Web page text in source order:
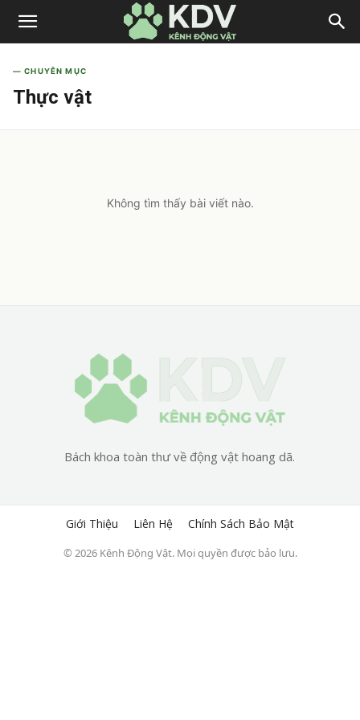
— CHUYÊN MỤC
Thực vật
Không tìm thấy bài viết nào.
Bách khoa toàn thư về động vật hoang dã.
Giới Thiệu Liên Hệ Chính Sách Bảo Mật
© 2026 Kênh Động Vật. Mọi quyền được bảo lưu.